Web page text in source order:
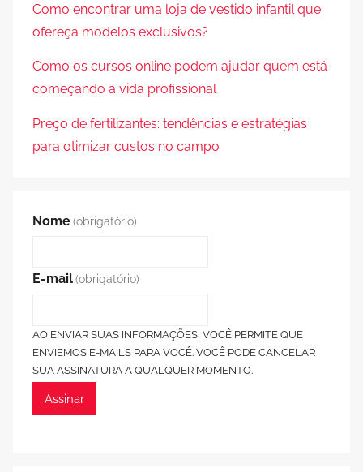
Como encontrar uma loja de vestido infantil que
ofereça modelos exclusivos?
Como os cursos online podem ajudar quem está
começando a vida profissional
Preço de fertilizantes: tendências e estratégias
para otimizar custos no campo
Nome (obrigatório)
E-mail (obrigatório)
AO ENVIAR SUAS INFORMAÇÕES, VOCÊ PERMITE QUE
ENVIEMOS E-MAILS PARA VOCÊ. VOCÊ PODE CANCELAR
SUA ASSINATURA A QUALQUER MOMENTO.
Assinar